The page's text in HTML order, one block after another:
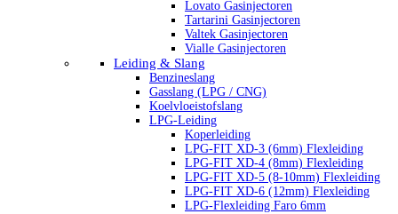
Lovato Gasinjectoren
Tartarini Gasinjectoren
Valtek Gasinjectoren
Vialle Gasinjectoren
Leiding & Slang
Benzineslang
Gasslang (LPG / CNG)
Koelvloeistofslang
LPG-Leiding
Koperleiding
LPG-FIT XD-3 (6mm) Flexleiding
LPG-FIT XD-4 (8mm) Flexleiding
LPG-FIT XD-5 (8-10mm) Flexleiding
LPG-FIT XD-6 (12mm) Flexleiding
LPG-Flexleiding Faro 6mm